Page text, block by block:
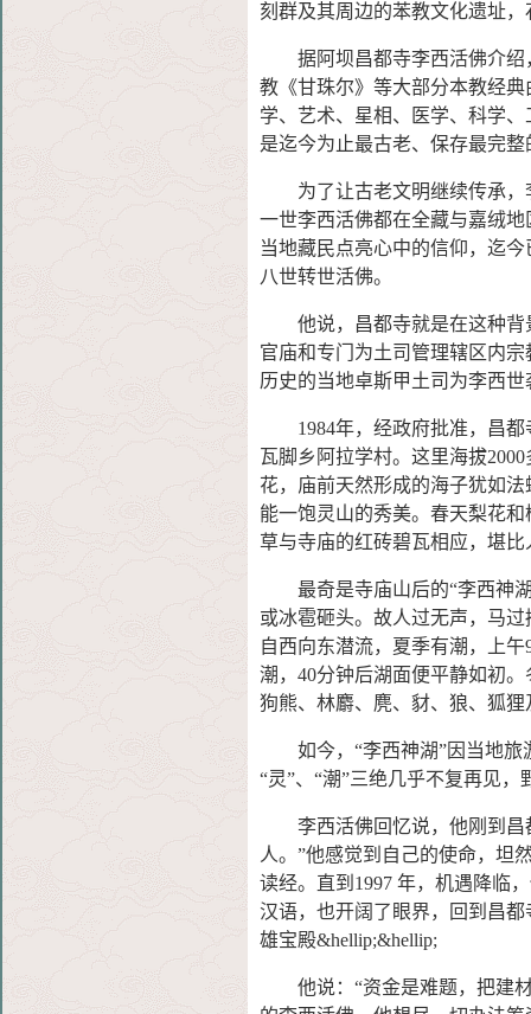
刻群及其周边的苯教文化遗址
据阿坝昌都寺李西活佛介绍
教《甘珠尔》等大部分本教经
学、艺术、星相、医学、科学
是迄今为止最古老、保存最完
为了让古老文明继续传承，
一世李西活佛都在全藏与嘉绒
当地藏民点亮心中的信仰，迄
八世转世活佛。
他说，昌都寺就是在这种背
官庙和专门为土司管理辖区内
历史的当地卓斯甲土司为李西
1984年，经政府批准，昌都
瓦脚乡阿拉学村。这里海拔
花，庙前天然形成的海子犹如
能一饱灵山的秀美。春天梨花
草与寺庙的红砖碧瓦相应，堪比
最奇是寺庙山后的“李西神湖
或冰雹砸头。故人过无声，马
自西向东潜流，夏季有潮，上
潮，40分钟后湖面便平静如初
狗熊、林麝、麂、豺、狼、狐狸
如今，“李西神湖”因当地旅
“灵”、“潮”三绝几乎不复再见，
李西活佛回忆说，他刚到昌
人。”他感觉到自己的使命，坦
读经。直到1997 年，机遇降临
汉语，也开阔了眼界，回到昌
雄宝殿&hellip;&hellip;
他说：“资金是难题，把建材